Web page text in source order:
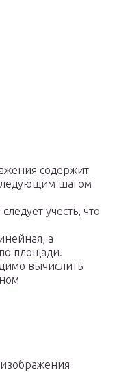
содержит
шагом
учесть, что
а
площади.
вычислить